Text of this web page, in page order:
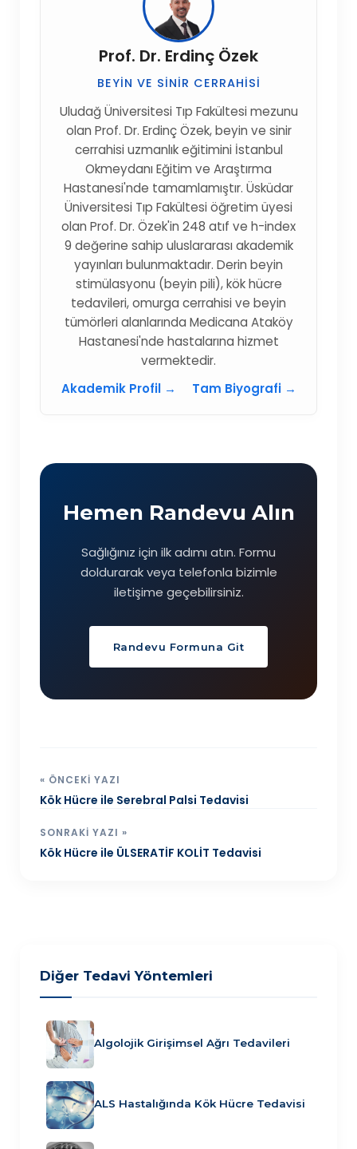
Prof. Dr. Erdinç Özek
BEYIN VE SINIR CERRAHISI
Uludağ Üniversitesi Tıp Fakültesi mezunu
olan Prof. Dr. Erdinç Özek, beyin ve sinir
cerrahisi uzmanlık eğitimini İstanbul
Okmeydanı Eğitim ve Araştırma
Hastanesi'nde tamamlamıştır. Üsküdar
Üniversitesi Tıp Fakültesi öğretim üyesi
olan Prof. Dr. Özek'in 248 atıf ve h-index
9 değerine sahip uluslararası akademik
yayınları bulunmaktadır. Derin beyin
stimülasyonu (beyin pili), kök hücre
tedavileri, omurga cerrahisi ve beyin
tümörleri alanlarında Medicana Ataköy
Hastanesi'nde hastalarına hizmet
vermektedir.
Akademik Profil →
Tam Biyografi →
Hemen Randevu Alın
Sağlığınız için ilk adımı atın. Formu
doldurarak veya telefonla bizimle
iletişime geçebilirsiniz.
Randevu Formuna Git
« ÖNCEKI YAZI
Kök Hücre ile Serebral Palsi Tedavisi
SONRAKI YAZI »
Kök Hücre ile ÜLSERATİF KOLİT Tedavisi
Diğer Tedavi Yöntemleri
Algolojik Girişimsel Ağrı Tedavileri
ALS Hastalığında Kök Hücre Tedavisi